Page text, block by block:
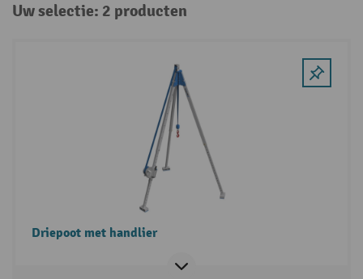
Uw selectie: 2 producten
Driepoot met handlier